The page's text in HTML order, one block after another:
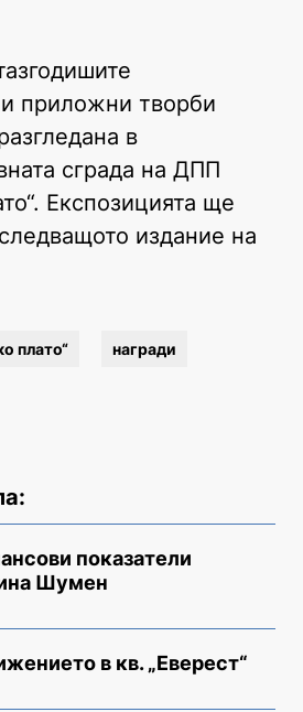
приложни творби
в
сграда на ДПП
Експозицията ще
издание на
плато“ награди
показатели
Шумен
в кв. „Еверест“